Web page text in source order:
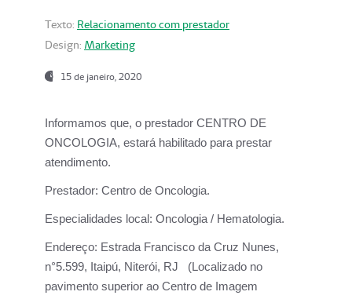
Texto: Relacionamento com prestador
Design: Marketing
15 de janeiro, 2020
Informamos que, o prestador CENTRO DE
ONCOLOGIA, estará habilitado para prestar
atendimento.
Prestador: Centro de Oncologia.
Especialidades local: Oncologia / Hematologia.
Endereço: Estrada Francisco da Cruz Nunes,
n°5.599, Itaipú, Niterói, RJ (Localizado no
pavimento superior ao Centro de Imagem